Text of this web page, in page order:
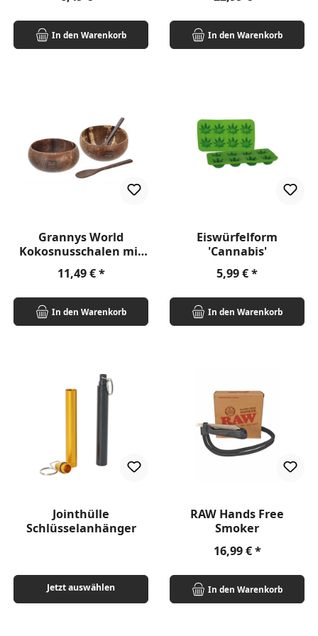
In den Warenkorb In den Warenkorb
Grannys World
Kokosnusschalen mit
Löffel Set
Regulärer Preis:
11,49 €
In den Warenkorb
Eiswürfelform
'Cannabis'
Regulärer Preis:
5,99 €
In den Warenkorb
Jointhülle
Schlüsselanhänger
Jetzt auswählen
RAW Hands Free
Smoker
Regulärer Preis:
16,99 €
In den Warenkorb